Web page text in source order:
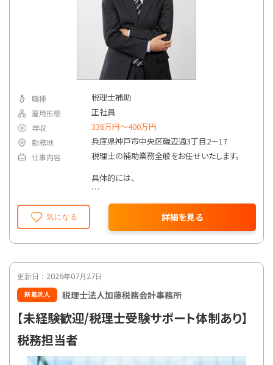
気になる 詳細を見る
職種 税理士補助
雇用形態 正社員
年収 336万円〜400万円
勤務地 兵庫県神戸市中央区磯辺通3丁目2－17
仕事内容
税理士の補助業務全般をお任せいたします。
具体的には、
・試算表、決算書の作成補助
・法人税、所得税、消費税等の申告書作成補助
・年末調整、法定調書作成補助
・顧問先からの問い合わせ対応（電話・メール）
・資料整理、ファイリング業務 など
経験やスキルに応じて、
更新日：2026年07月27日
新着求人 税理士法人加藤税務会計事務所
【未経験歓迎/税理士受験サポート体制あり】
税務担当者